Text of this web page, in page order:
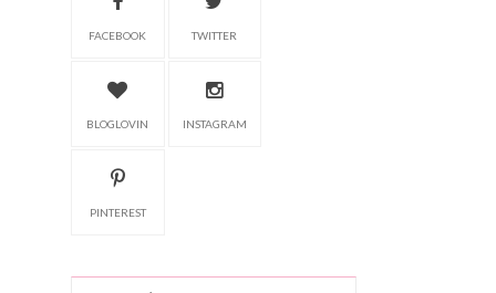
FACEBOOK TWITTER
BLOGLOVIN INSTAGRAM
PINTEREST